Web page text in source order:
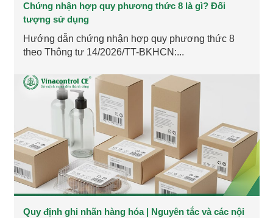
Chứng nhận hợp quy phương thức 8 là gì? Đối
tượng sử dụng
Hướng dẫn chứng nhận hợp quy phương thức 8
theo Thông tư 14/2026/TT-BKHCN:...
Quy định ghi nhãn hàng hóa | Nguyên tắc và các nội